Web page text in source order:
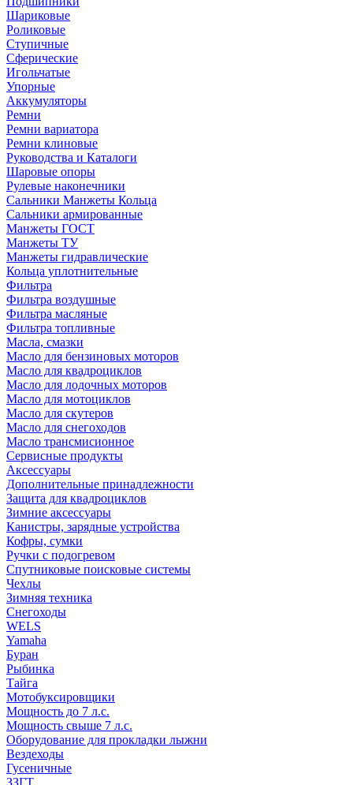
Шариковые
Роликовые
Ступичные
Сферические
Игольчатые
Упорные
Аккумуляторы
Ремни
Ремни вариатора
Ремни клиновые
Руководства и Каталоги
Шаровые опоры
Рулевые наконечники
Сальники Манжеты Кольца
Сальники армированные
Манжеты ГОСТ
Манжеты ТУ
Манжеты гидравлические
Кольца уплотнительные
Фильтра
Фильтра воздушные
Фильтра масляные
Фильтра топливные
Масла, смазки
Масло для бензиновых моторов
Масло для квадроциклов
Масло для лодочных моторов
Масло для мотоциклов
Масло для скутеров
Масло для снегоходов
Масло трансмисионное
Сервисные продукты
Аксессуары
Дополнительные принадлежности
Защита для квадроциклов
Зимние аксессуары
Канистры, зарядные устройства
Кофры, сумки
Ручки с подогревом
Спутниковые поисковые системы
Чехлы
Зимняя техника
Снегоходы
WELS
Yamaha
Буран
Рыбинка
Тайга
Мотобуксировщики
Мощность до 7 л.с.
Мощность свыше 7 л.с.
Оборудование для прокладки лыжни
Вездеходы
Гусеничные
ЗЗГТ